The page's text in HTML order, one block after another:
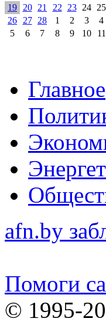
19
20 21 22 23 24
25
26
27 28 1 2 3
4
5
6 7 8 9 10 11
Главное
afn.by
Помоги
© 1995-